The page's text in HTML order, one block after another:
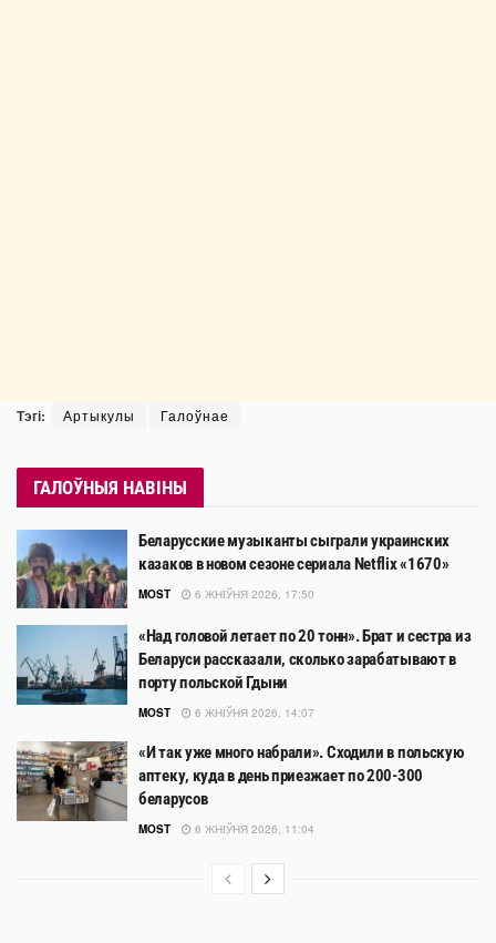
Тэгі: Артыкулы Галоўнае
ГАЛОЎНЫЯ НАВІНЫ
Беларусские музыканты сыграли украинских
казаков в новом сезоне сериала Netflix «1670»
MOST 6 ЖНІЎНЯ 2026, 17:50
«Над головой летает по 20 тонн». Брат и сестра из
Беларуси рассказали, сколько зарабатывают в
порту польской Гдыни
MOST 6 ЖНІЎНЯ 2026, 14:07
«И так уже много набрали». Сходили в польскую
аптеку, куда в день приезжает по 200-300
беларусов
MOST 6 ЖНІЎНЯ 2026, 11:04